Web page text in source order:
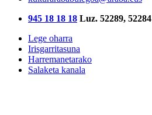
945 18 18 18 Luz. 52289, 52284
Lege oharra
Irisgarritasuna
Harremanetarako
Salaketa kanala